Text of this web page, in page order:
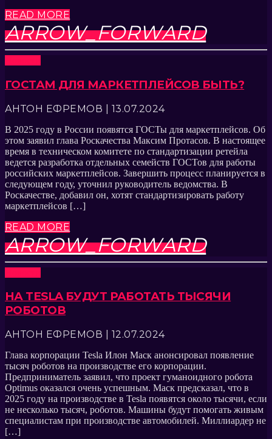
READ MORE
ARROW_FORWARD
ГОСТАМ ДЛЯ МАРКЕТПЛЕЙСОВ БЫТЬ?
АНТОН ЕФРЕМОВ | 13.07.2024
В 2025 году в России появятся ГОСТы для маркетплейсов. Об
этом заявил глава Роскачества Максим Протасов. В настоящее
время в техническом комитете по стандартизации ретейла
ведется разработка отдельных семейств ГОСТов для работы
российских маркетплейсов. Завершить процесс планируется в
следующем году, уточнил руководитель ведомства. В
Роскачестве, добавил он, хотят стандартизировать работу
маркетплейсов […]
READ MORE
ARROW_FORWARD
НА TESLA БУДУТ РАБОТАТЬ ТЫСЯЧИ
РОБОТОВ
АНТОН ЕФРЕМОВ | 12.07.2024
Глава корпорации Tesla Илон Маск анонсировал появление
тысяч роботов на производстве его корпорации.
Предприниматель заявил, что проект гуманоидного робота
Optimus оказался очень успешным. Маск предсказал, что в
2025 году на производстве в Tesla появятся около тысячи, если
не несколько тысяч, роботов. Машины будут помогать живым
специалистам при производстве автомобилей. Миллиардер не
[…]